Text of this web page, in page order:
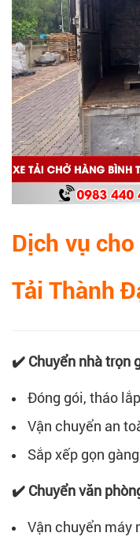
Dịch vụ
Tải Thành
✔️ Chuyển nhà trọn
Đóng gói, tháo
Vận chuyển an
Sắp xếp gọn
✔️ Chuyển văn
Vận chuyển máy